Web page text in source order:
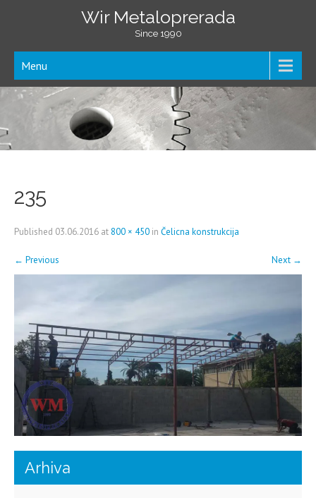
Wir Metaloprerada
Since 1990
Menu
235
Published 03.06.2016 at 800 × 450 in Čelicna konstrukcija
← Previous Next →
Arhiva